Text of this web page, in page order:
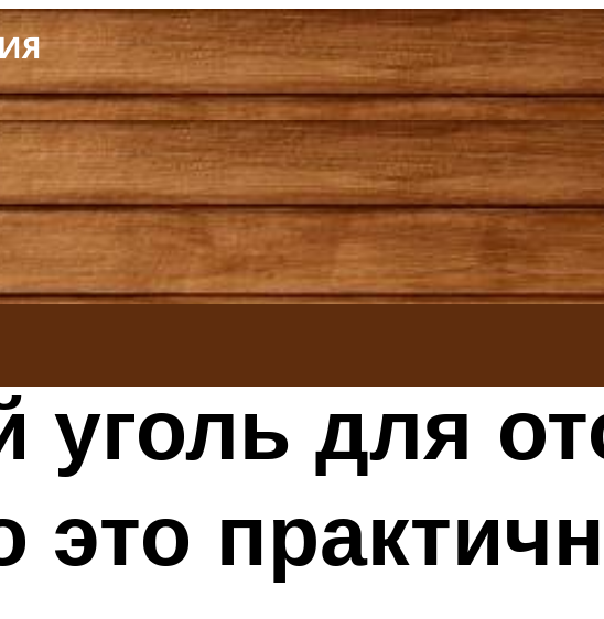
для
это